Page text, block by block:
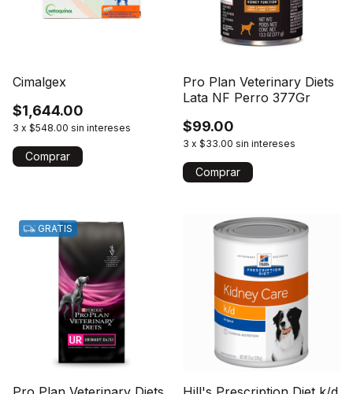
Cimalgex
$1,644.00
3 x $548.00 sin intereses
Comprar
Pro Plan Veterinary Diets
Lata NF Perro 377Gr
$99.00
3 x $33.00 sin intereses
GRATIS